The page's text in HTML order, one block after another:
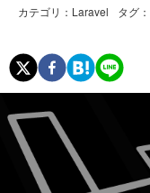
カテゴリ ： Laravel タグ ：